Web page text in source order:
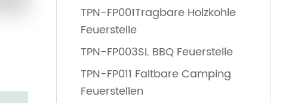
TPN-FP001Tragbare Holzkohle
Feuerstelle
TPN-FP003SL BBQ Feuerstelle
TPN-FP011 Faltbare Camping
Feuerstellen